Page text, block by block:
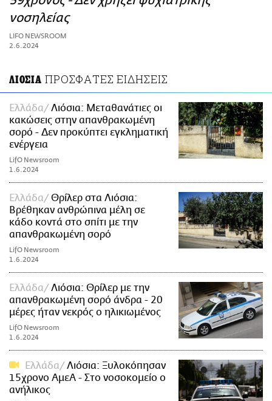
ΑΜΠΑ
PRINT
νοσηλείας
LIFO NEWSROOM
2.6.2024
ΛΙΟΣΙΑ ΠΡΟΣΦΑΤΕΣ ΕΙΔΗΣΕΙΣ
Ελλάδα
Λιόσια: Μεταθανάτιες οι
κακώσεις στην απανθρακωμένη
σορό - Δεν προκύπτει εγκληματική
ενέργεια
LifO Newsroom
1.6.2024
Ελλάδα
Θρίλερ στα Λιόσια:
Βρέθηκαν ανθρώπινα μέλη σε
κάδο κοντά στο σπίτι με την
απανθρακωμένη σορό
LifO Newsroom
1.6.2024
Ελλάδα
Λιόσια: Θρίλερ με την
απανθρακωμένη σορό άνδρα - 20
μέρες ήταν νεκρός ο ηλικιωμένος
LifO Newsroom
1.6.2024
Ελλάδα
Λιόσια: Ξυλοκόπησαν
15χρονο ΑμεΑ - Στο νοσοκομείο ο
ανήλικος